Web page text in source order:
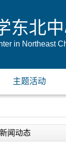
东北
in Northeast
主题活动
新闻动态